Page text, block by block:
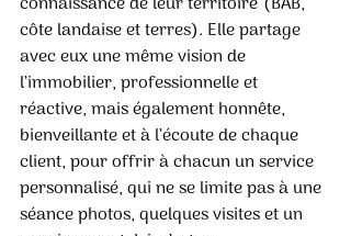
côte landaise et terres). Elle partage
avec eux une même vision de
l’immobilier, professionnelle et
réactive, mais également honnête,
bienveillante et à l’écoute de chaque
client, pour offrir à chacun un service
personnalisé, qui ne se limite pas à une
séance photos, quelques visites et un